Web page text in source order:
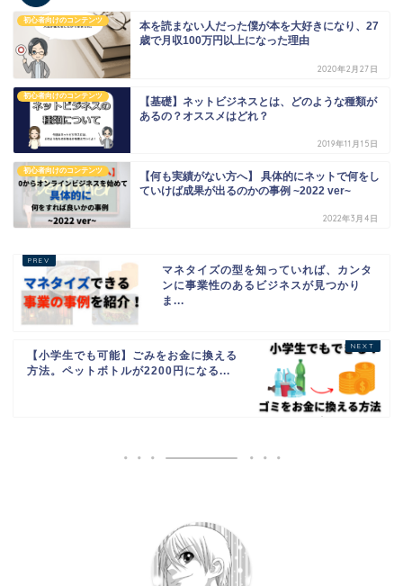
初心者向けのコンテンツ
本を読まない人だった僕が本を大好きになり、27
歳で月収100万円以上になった理由
2020年2月27日
初心者向けのコンテンツ
【基礎】ネットビジネスとは、どのような種類が
あるの？オススメはどれ？
2019年11月15日
初心者向けのコンテンツ
【何も実績がない方へ】 具体的にネットで何をし
ていけば成果が出るのかの事例 ~2022 ver~
2022年3月4日
マネタイズの型を知っていれば、カンタ
ンに事業性のあるビジネスが見つかり
ま...
【小学生でも可能】ごみをお金に換える
方法。ペットボトルが2200円になる...